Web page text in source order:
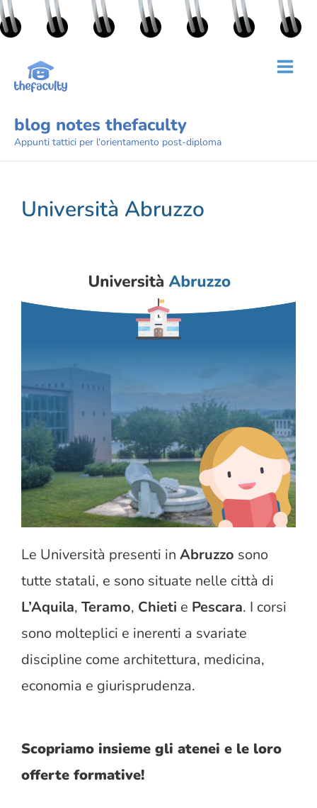
blog notes thefaculty
Appunti tattici per l'orientamento post-diploma
Università Abruzzo
Le Università presenti in Abruzzo sono
tutte statali, e sono situate nelle città di
L’Aquila, Teramo, Chieti e Pescara. I corsi
sono molteplici e inerenti a svariate
discipline come architettura, medicina,
economia e giurisprudenza.
Scopriamo insieme gli atenei e le loro
offerte formative!